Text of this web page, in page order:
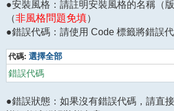
●安裝風格：請註明安裝風格的名稱（
（非風格問題免填）
●錯誤代碼：請使用 Code 標籤將錯誤
代碼: 選擇全部
錯誤代碼
●錯誤狀態：如果沒有錯誤代碼，請直